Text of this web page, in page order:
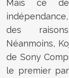
Mais ce
des
Néanmoins,
de Sony
le premier